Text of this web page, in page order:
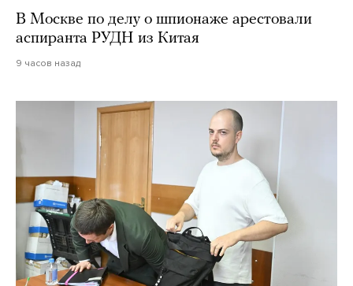
В Москве по делу о шпионаже арестовали
аспиранта РУДН из Китая
9 часов назад